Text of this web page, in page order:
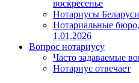
воскресенье
Нотариусы
Нотариальные
1.01.2026
Вопрос нотариусу
Часто задаваемые
Нотариус отвечает